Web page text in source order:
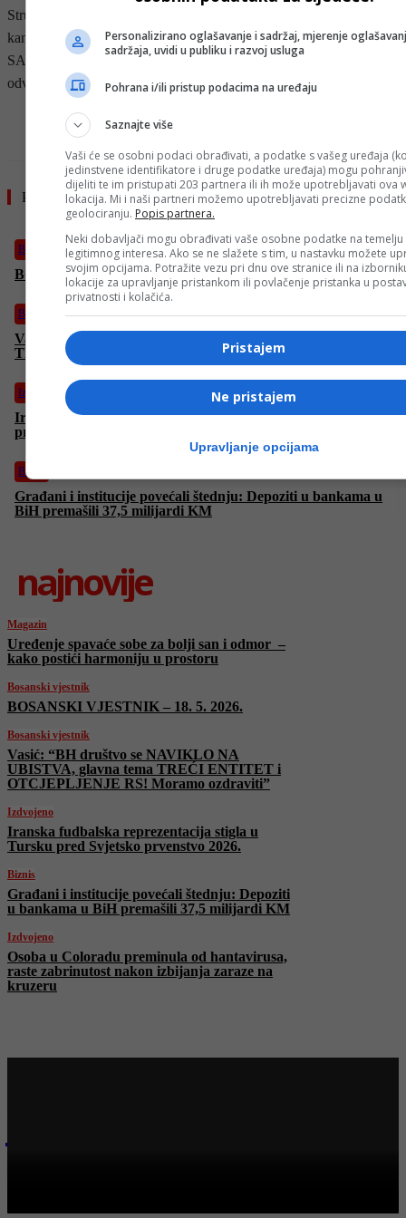
Stručnjaci upozoravaju da je trenutna svađa između njemačkog
kancelara Merza i Trumpa samo simptom dugoročnog povlačenja
SAD-a iz Evrope, te da se evropske zemlje moraju što prije
odviknuti od ozbiljne ovisnosti o američkoj vojnoj moći.
- OGLAS -
Pročitajte još
Bosanski vjestnik
BOSANSKI VJESTNIK – 18. 5. 2026.
Bosanski vjestnik
Vasić: “BH društvo se NAVIKLO NA UBISTVA, glavna tema
TREĆI ENTITET i OTCJEPLJENJE RS! Moramo ozdraviti”
Izdvojeno
Iranska fudbalska reprezentacija stigla u Tursku pred Svjetsko
prvenstvo 2026.
Biznis
Građani i institucije povećali štednju: Depoziti u bankama u
BiH premašili 37,5 milijardi KM
najnovije
Magazin
Uređenje spavaće sobe za bolji san i odmor –
kako postići harmoniju u prostoru
Bosanski vjestnik
BOSANSKI VJESTNIK – 18. 5. 2026.
Bosanski vjestnik
Vasić: “BH društvo se NAVIKLO NA
UBISTVA, glavna tema TREĆI ENTITET i
OTCJEPLJENJE RS! Moramo ozdraviti”
Izdvojeno
Iranska fudbalska reprezentacija stigla u
Tursku pred Svjetsko prvenstvo 2026.
Biznis
Građani i institucije povećali štednju: Depoziti
u bankama u BiH premašili 37,5 milijardi KM
Izdvojeno
Osoba u Coloradu preminula od hantavirusa,
raste zabrinutost nakon izbijanja zaraze na
kruzeru
Personalizirano oglašavanje i sadržaj, mjerenje
sadržaja, uvidi u publiku i razvoj usluga
Pohrana i/ili pristup podacima na uređaju
Saznajte više
Vaši će se osobni podaci obrađivati, a podatke s vašeg uređaja
jedinstvene identifikatore i druge podatke uređaja) mogu
dijeliti te im pristupati 203 partnera ili ih može upotrebljavati ova
lokacija. Mi i naši partneri možemo upotrebljavati precizne
geolociranju. Popis partnera.
Neki dobavljači mogu obrađivati vaše osobne podatke na temelju
legitimnog interesa. Ako se ne slažete s tim, u nastavku možete
svojim opcijama. Potražite vezu pri dnu ove stranice ili na
lokacije za upravljanje pristankom ili povlačenje pristanka u
privatnosti i kolačića.
Pristajem
Ne pristajem
Upravljanje opcijama